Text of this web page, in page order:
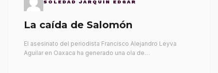
SOLEDAD JARQUÍN EDGAR
La caída de Salomón
El asesinato del periodista Francisco Alejandro Leyva
Aguilar en Oaxaca ha generado una ola de…